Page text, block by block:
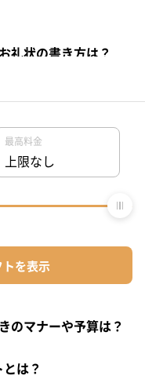
礼状の書き方は？
は？
のマナーや予算は？
のマナーや予算は？
のマナーや予算は？
は？